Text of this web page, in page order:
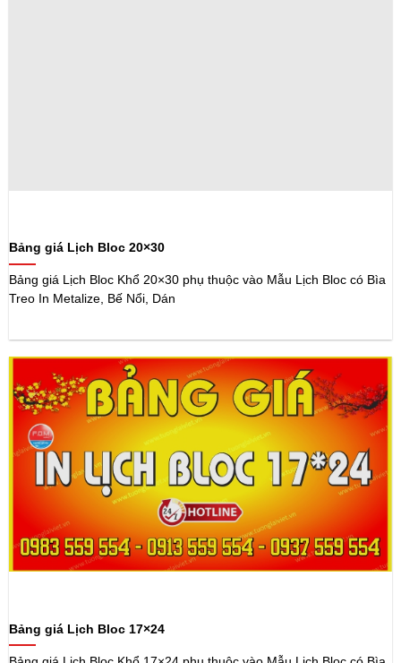
Bảng giá Lịch Bloc 20×30
Bảng giá Lịch Bloc Khổ 20×30 phụ thuộc vào Mẫu Lịch Bloc có Bìa
Treo In Metalize, Bế Nổi, Dán
Bảng giá Lịch Bloc 17×24